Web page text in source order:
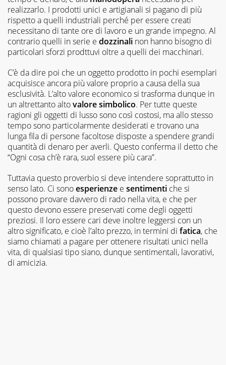
realizzarlo. I prodotti unici e artigianali si pagano di più
rispetto a quelli industriali perché per essere creati
necessitano di tante ore di lavoro e un grande impegno. Al
contrario quelli in serie e dozzinali non hanno bisogno di
particolari sforzi prodttuvi oltre a quelli dei macchinari.
C’è da dire poi che un oggetto prodotto in pochi esemplari
acquisisce ancora più valore proprio a causa della sua
esclusività. L’alto valore economico si trasforma dunque in
un altrettanto altovalore simbolico. Per tutte queste
ragioni gli oggetti di lusso sono così costosi, ma allo stesso
tempo sono particolarmente desiderati e trovano una
lunga fila di persone facoltose disposte a spendere grandi
quantità di denaro per averli. Questo conferma il detto che
“Ogni cosa ch’è rara, suol essere più cara”.
Tuttavia questo proverbio si deve intendere soprattutto in
senso lato. Ci sonoesperienze e sentimenti che si
possono provare davvero di rado nella vita, e che per
questo devono essere preservati come degli oggetti
preziosi. Il loro essere cari deve inoltre leggersi con un
altro significato, e cioè l’alto prezzo, in termini di fatica, che
siamo chiamati a pagare per ottenere risultati unici nella
vita, di qualsiasi tipo siano, dunque sentimentali, lavorativi,
di amicizia.